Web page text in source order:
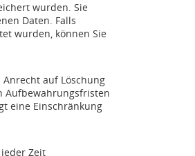
wurden. Sie
Daten. Falls
wurden, können Sie
auf Löschung
Aufbewahrungsfristen
eine Einschränkung
Zeit